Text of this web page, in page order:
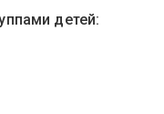
детей: